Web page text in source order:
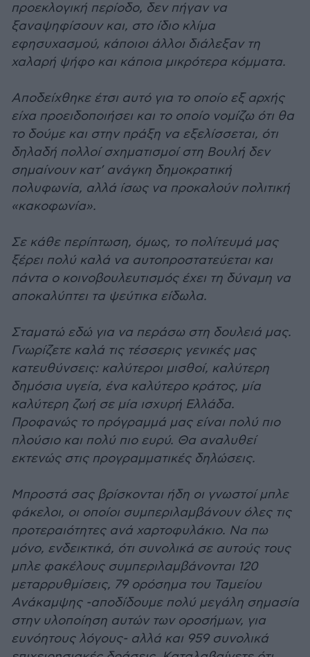
προεκλογική περίοδο, δεν πήγαν να
ξαναψηφίσουν και, στο ίδιο κλίμα
εφησυχασμού, κάποιοι άλλοι διάλεξαν τη
χαλαρή ψήφο και κάποια μικρότερα κόμματα.
Αποδείχθηκε έτσι αυτό για το οποίο εξ αρχής
είχα προειδοποιήσει και το οποίο νομίζω ότι θα
το δούμε και στην πράξη να εξελίσσεται, ότι
δηλαδή πολλοί σχηματισμοί στη Βουλή δεν
σημαίνουν κατ’ ανάγκη δημοκρατική
πολυφωνία, αλλά ίσως να προκαλούν πολιτική
«κακοφωνία».
Σε κάθε περίπτωση, όμως, το πολίτευμά μας
ξέρει πολύ καλά να αυτοπροστατεύεται και
πάντα ο κοινοβουλευτισμός έχει τη δύναμη να
αποκαλύπτει τα ψεύτικα είδωλα.
Σταματώ εδώ για να περάσω στη δουλειά μας.
Γνωρίζετε καλά τις τέσσερις γενικές μας
κατευθύνσεις: καλύτεροι μισθοί, καλύτερη
δημόσια υγεία, ένα καλύτερο κράτος, μία
καλύτερη ζωή σε μία ισχυρή Ελλάδα.
Προφανώς το πρόγραμμά μας είναι πολύ πιο
πλούσιο και πολύ πιο ευρύ. Θα αναλυθεί
εκτενώς στις προγραμματικές δηλώσεις.
Μπροστά σας βρίσκονται ήδη οι γνωστοί μπλε
φάκελοι, οι οποίοι συμπεριλαμβάνουν όλες τις
προτεραιότητες ανά χαρτοφυλάκιο. Να πω
μόνο, ενδεικτικά, ότι συνολικά σε αυτούς τους
μπλε φακέλους συμπεριλαμβάνονται 120
μεταρρυθμίσεις, 79 ορόσημα του Ταμείου
Ανάκαμψης -αποδίδουμε πολύ μεγάλη σημασία
στην υλοποίηση αυτών των οροσήμων, για
ευνόητους λόγους- αλλά και 959 συνολικά